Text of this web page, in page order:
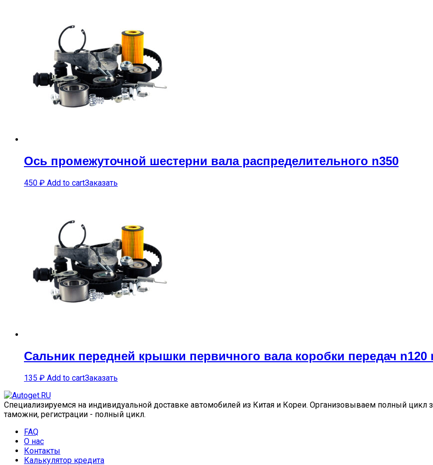
Ось промежуточной шестерни вала распределительного n350
450 ₽ Add to cartЗаказать
Сальник передней крышки первичного вала коробки передач n120
135 ₽ Add to cartЗаказать
Специализируемся на индивидуальной доставке автомобилей из Китая и Кореи. Организовываем полный цикл
таможни, регистрации - полный цикл.
FAQ
О нас
Контакты
Калькулятор кредита